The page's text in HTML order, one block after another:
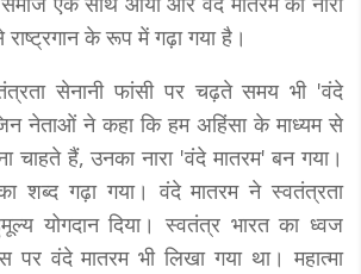
के रूप में गढ़ा गया है।
सेनानी फांसी पर चढ़ते समय भी 'वंदे
नेताओं ने कहा कि हम अहिंसा के माध्यम से
चाहते हैं, उनका नारा 'वंदे मातरम' बन गया।
शब्द गढ़ा गया। वंदे मातरम ने स्वतंत्रता
योगदान दिया। स्वतंत्र भारत का ध्वज
वंदे मातरम भी लिखा गया था। महात्मा